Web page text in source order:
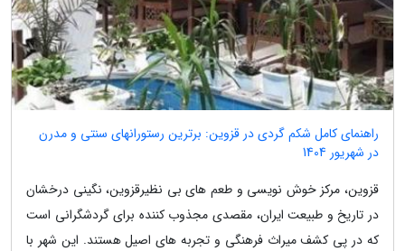
راهنمای کامل شکم گردی در قزوین: برترین رستورانهای سنتی و مدرن
در شهریور 1404
قزوین، مرکز خوش نویسی و طعم های بی نظیرقزوین، نگینی درخشان
در تاریخ و طبیعت ایران، مقصدی مجذوب کننده برای گردشگرانی است
که در پی کشف میراث فرهنگی و تجربه های اصیل هستند. این شهر با